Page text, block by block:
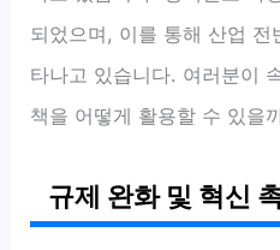
되었으며, 이를 통해 산업
타나고 있습니다. 여러분이
책을 어떻게 활용할 수 있을
규제 완화 및 혁신